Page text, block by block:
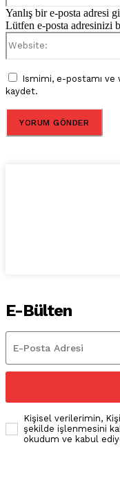
Yanlış bir e-posta adresi
Lütfen e-posta adresinizi
Ismimi, e-postamı ve
kaydet.
E-Bülten
Kişisel verilerimin,
şekilde işlenmesini
okudum ve kabul